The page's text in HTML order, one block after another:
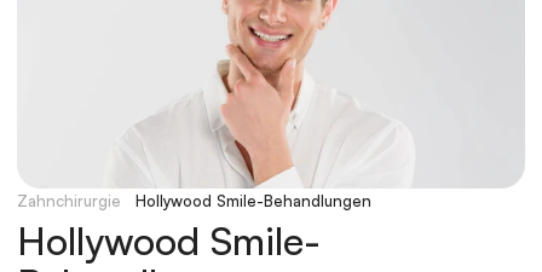
Hollywood Smile-
Zahnchirurgie Hollywood Smile-Behandlungen